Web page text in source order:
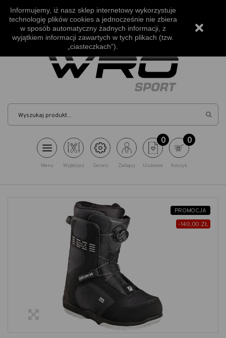
Bezpłatna wysyłka od 500zł
Szukasz porady?
+48 530 006 888
Menu Wypożycz Serwis Zaloguj Ulubione
0
Koszyk
0
PROMOCJA
-140,00 ZŁ
Informujemy, iż nasz sklep internetowy wykorzystuje
technologię plików cookies a jednocześnie nie zbiera
w sposób automatyczny żadnych informacji, z
wyjątkiem informacji zawartych w tych plikach (tzw.
„ciasteczkach”).